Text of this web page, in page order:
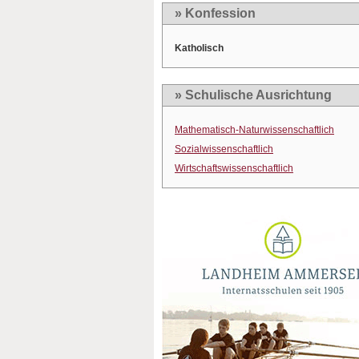
» Konfession
Katholisch
» Schulische Ausrichtung
Mathematisch-Naturwissenschaftlich
Sozialwissenschaftlich
Wirtschaftswissenschaftlich